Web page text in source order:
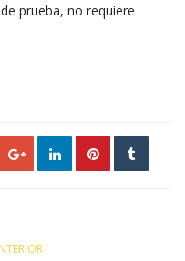
prueba, no requiere